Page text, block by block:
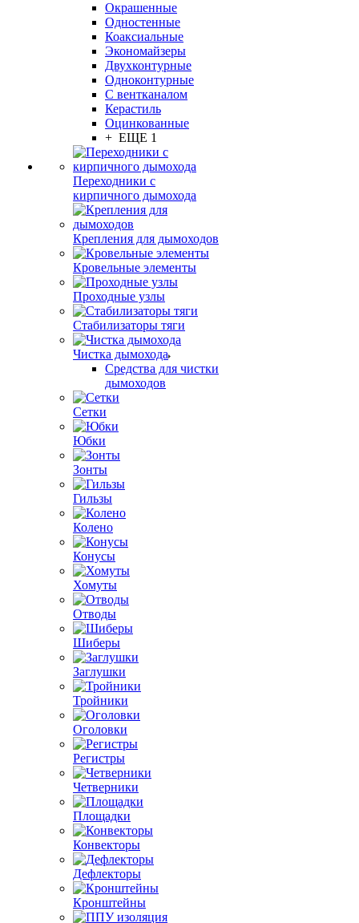
Окрашенные
Одностенные
Коаксиальные
Экономайзеры
Двухконтурные
Одноконтурные
С вентканалом
Керастиль
Оцинкованные
+ ЕЩЕ 1
Переходники с
кирпичного дымохода
Крепления для дымоходов
Кровельные элементы
Проходные узлы
Стабилизаторы тяги
Чистка дымохода
Средства для чистки
дымоходов
Сетки
Юбки
Зонты
Гильзы
Колено
Конусы
Хомуты
Отводы
Шиберы
Заглушки
Тройники
Оголовки
Регистры
Четверники
Площадки
Конвекторы
Дефлекторы
Кронштейны